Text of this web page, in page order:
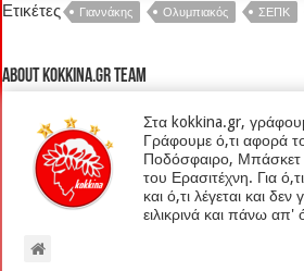
Ετικέτες Γιαννάκης Ολυμπιακός ΣΕΠΚ
About kokkina.gr TEAM
Στα kokkina.gr,
Γράφουμε ό,τι αφορά
Ποδόσφαιρο, Μπάσκετ
του Ερασιτέχνη. Για ό,τι
και ό,τι λέγεται και δεν
ειλικρινά και πάνω απ'